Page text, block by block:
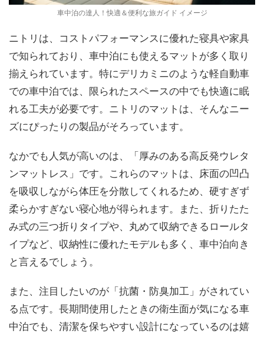
車中泊の達人！快適＆便利な旅ガイド イメージ
ニトリは、コストパフォーマンスに優れた寝具や家具
で知られており、車中泊にも使えるマットが多く取り
揃えられています。特にデリカミニのような軽自動車
での車中泊では、限られたスペースの中でも快適に眠
れる工夫が必要です。ニトリのマットは、そんなニー
ズにぴったりの製品がそろっています。
なかでも人気が高いのは、「厚みのある高反発ウレタ
ンマットレス」です。これらのマットは、床面の凹凸
を吸収しながら体圧を分散してくれるため、硬すぎず
柔らかすぎない寝心地が得られます。また、折りたた
み式の三つ折りタイプや、丸めて収納できるロールタ
イプなど、収納性に優れたモデルも多く、車中泊向き
と言えるでしょう。
また、注目したいのが「抗菌・防臭加工」がされてい
る点です。長期間使用したときの衛生面が気になる車
中泊でも、清潔を保ちやすい設計になっているのは嬉